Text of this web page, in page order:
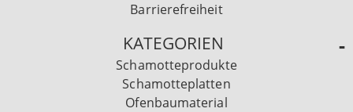
Barrierefreiheit
KATEGORIEN
Schamotteprodukte
Schamotteplatten
Ofenbaumaterial